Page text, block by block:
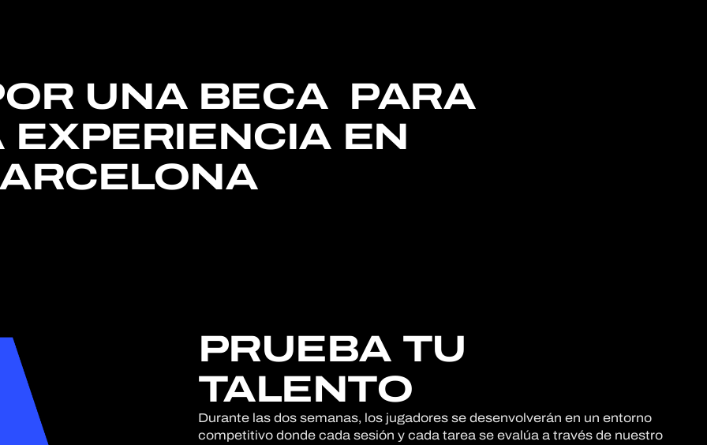
UNA BECA PARA
EXPERIENCIA EN
PRUEBA TU
TALENTO
Durante las dos semanas, los jugadores se desenvolverán en un entorno
competitivo donde cada sesión y cada tarea se evalúa a través de nuestro